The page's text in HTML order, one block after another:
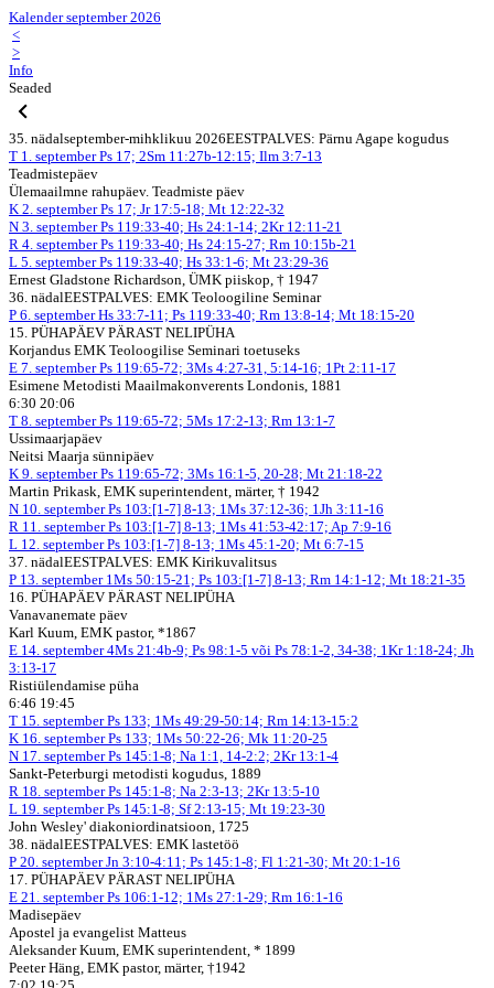
Kalender september 2026
<
>
Info
Seaded
35. nädalseptember-mihklikuu 2026EESTPALVES: Pärnu Agape kogudus
T 1. septemberPs 17; 2Sm 11:27b-12:15; Ilm 3:7-13
Teadmistepäev
Ülemaailmne rahupäev. Teadmiste päev
K 2. septemberPs 17; Jr 17:5-18; Mt 12:22-32
N 3. septemberPs 119:33-40; Hs 24:1-14; 2Kr 12:11-21
R 4. septemberPs 119:33-40; Hs 24:15-27; Rm 10:15b-21
L 5. septemberPs 119:33-40; Hs 33:1-6; Mt 23:29-36
Ernest Gladstone Richardson, ÜMK piiskop, † 1947
36. nädalEESTPALVES: EMK Teoloogiline Seminar
P 6. septemberHs 33:7-11; Ps 119:33-40; Rm 13:8-14; Mt 18:15-20
15. PÜHAPÄEV PÄRAST NELIPÜHA
Korjandus EMK Teoloogilise Seminari toetuseks
E 7. septemberPs 119:65-72; 3Ms 4:27-31, 5:14-16; 1Pt 2:11-17
Esimene Metodisti Maailmakonverents Londonis, 1881
6:30 20:06
T 8. septemberPs 119:65-72; 5Ms 17:2-13; Rm 13:1-7
Ussimaarjapäev
Neitsi Maarja sünnipäev
K 9. septemberPs 119:65-72; 3Ms 16:1-5, 20-28; Mt 21:18-22
Martin Prikask, EMK superintendent, märter, † 1942
N 10. septemberPs 103:[1-7] 8-13; 1Ms 37:12-36; 1Jh 3:11-16
R 11. septemberPs 103:[1-7] 8-13; 1Ms 41:53-42:17; Ap 7:9-16
L 12. septemberPs 103:[1-7] 8-13; 1Ms 45:1-20; Mt 6:7-15
37. nädalEESTPALVES: EMK Kirikuvalitsus
P 13. september 1Ms 50:15-21; Ps 103:[1-7] 8-13; Rm 14:1-12; Mt 18:21-35
16. PÜHAPÄEV PÄRAST NELIPÜHA
Vanavanemate päev
Karl Kuum, EMK pastor, *1867
E 14. september4Ms 21:4b-9; Ps 98:1-5 või Ps 78:1-2, 34-38; 1Kr 1:18-24; Jh
3:13-17
Ristiülendamise püha
6:46 19:45
T 15. septemberPs 133; 1Ms 49:29-50:14; Rm 14:13-15:2
K 16. septemberPs 133; 1Ms 50:22-26; Mk 11:20-25
N 17. septemberPs 145:1-8; Na 1:1, 14-2:2; 2Kr 13:1-4
Sankt-Peterburgi metodisti kogudus, 1889
R 18. septemberPs 145:1-8; Na 2:3-13; 2Kr 13:5-10
L 19. septemberPs 145:1-8; Sf 2:13-15; Mt 19:23-30
John Wesley' diakoniordinatsioon, 1725
38. nädalEESTPALVES: EMK lastetöö
P 20. septemberJn 3:10-4:11; Ps 145:1-8; Fl 1:21-30; Mt 20:1-16
17. PÜHAPÄEV PÄRAST NELIPÜHA
E 21. septemberPs 106:1-12; 1Ms 27:1-29; Rm 16:1-16
Madisepäev
Apostel ja evangelist Matteus
Aleksander Kuum, EMK superintendent, * 1899
Peeter Häng, EMK pastor, märter, †1942